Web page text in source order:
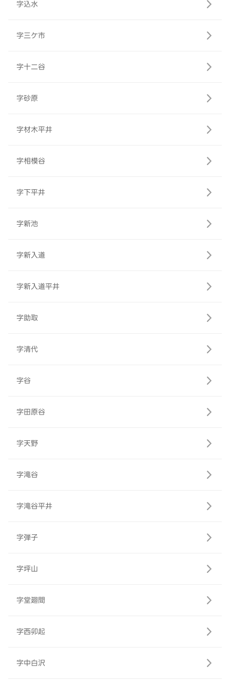
字込水
字三ケ市
字十二谷
字砂原
字材木平井
字相模谷
字下平井
字新池
字新入道
字新入道平井
字助取
字清代
字谷
字田原谷
字天野
字滝谷
字滝谷平井
字弾子
字坪山
字堂廻間
字西卯起
字中白沢